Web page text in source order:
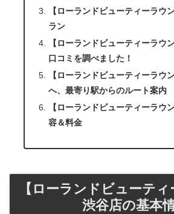
【ローランドビューティーラウ
ラン
【ローランドビューティーラウ
口コミを調べました！
【ローランドビューティーラウ
へ、最寄り駅からのルート案内
【ローランドビューティーラウ
容＆料金
【ローランドビューティ
渋谷店の基本